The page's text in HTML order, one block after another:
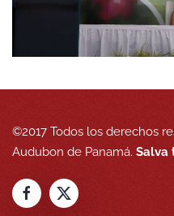
©2017 Todos los derechos
Audubon de Panamá. Salva